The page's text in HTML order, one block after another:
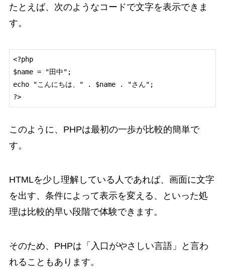
たとえば、次のようなコードで文字を表示できま
す。
<?php
$name = "田中";
echo "こんにちは、" . $name . "さん";
?>
このように、PHPは最初の一歩が比較的簡単で
す。
HTMLを少し理解している人であれば、画面に文字
を出す、条件によって表示を変える、といった処
理は比較的早い段階で体験できます。
そのため、PHPは「入口がやさしい言語」と言わ
れることもあります。